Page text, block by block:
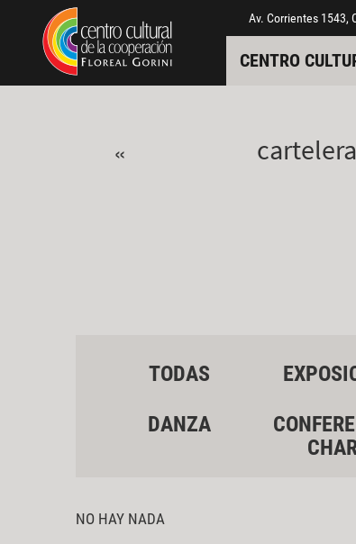
Pasar al contenido principal
Jump to main content Av. Corrientes 1543,
CENTRO
« cartelera
TODAS
DANZA
NO HAY NADA